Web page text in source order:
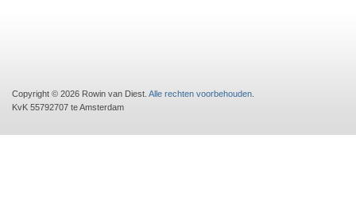
Copyright © 2026 Rowin van Diest. Alle rechten voorbehouden
KvK 55792707 te Amsterdam